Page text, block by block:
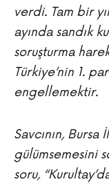
verdi. Tam bir
ayında sandık
soruşturma
Türkiye’nin 1.
engellemektir.
Savcının, Bursa
gülümsemesini
soru,